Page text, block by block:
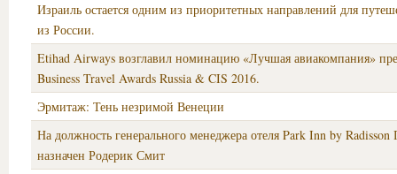
Израиль остается одним из приоритетных направлений для
из России.
Etihad Airways возглавил номинацию «Лучшая авиакомпания»
Business Travel Awards Russia & CIS 2016.
Эрмитаж: Тень незримой Венеции
На должность генерального менеджера отеля Park Inn by Radisson
назначен Родерик Смит